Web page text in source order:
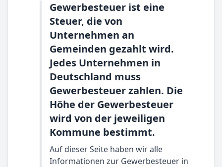
Gewerbesteuer ist eine
Steuer, die von
Unternehmen an
Gemeinden gezahlt wird.
Jedes Unternehmen in
Deutschland muss
Gewerbesteuer zahlen. Die
Höhe der Gewerbesteuer
wird von der jeweiligen
Kommune bestimmt.
Auf dieser Seite haben wir alle
Informationen zur Gewerbesteuer in